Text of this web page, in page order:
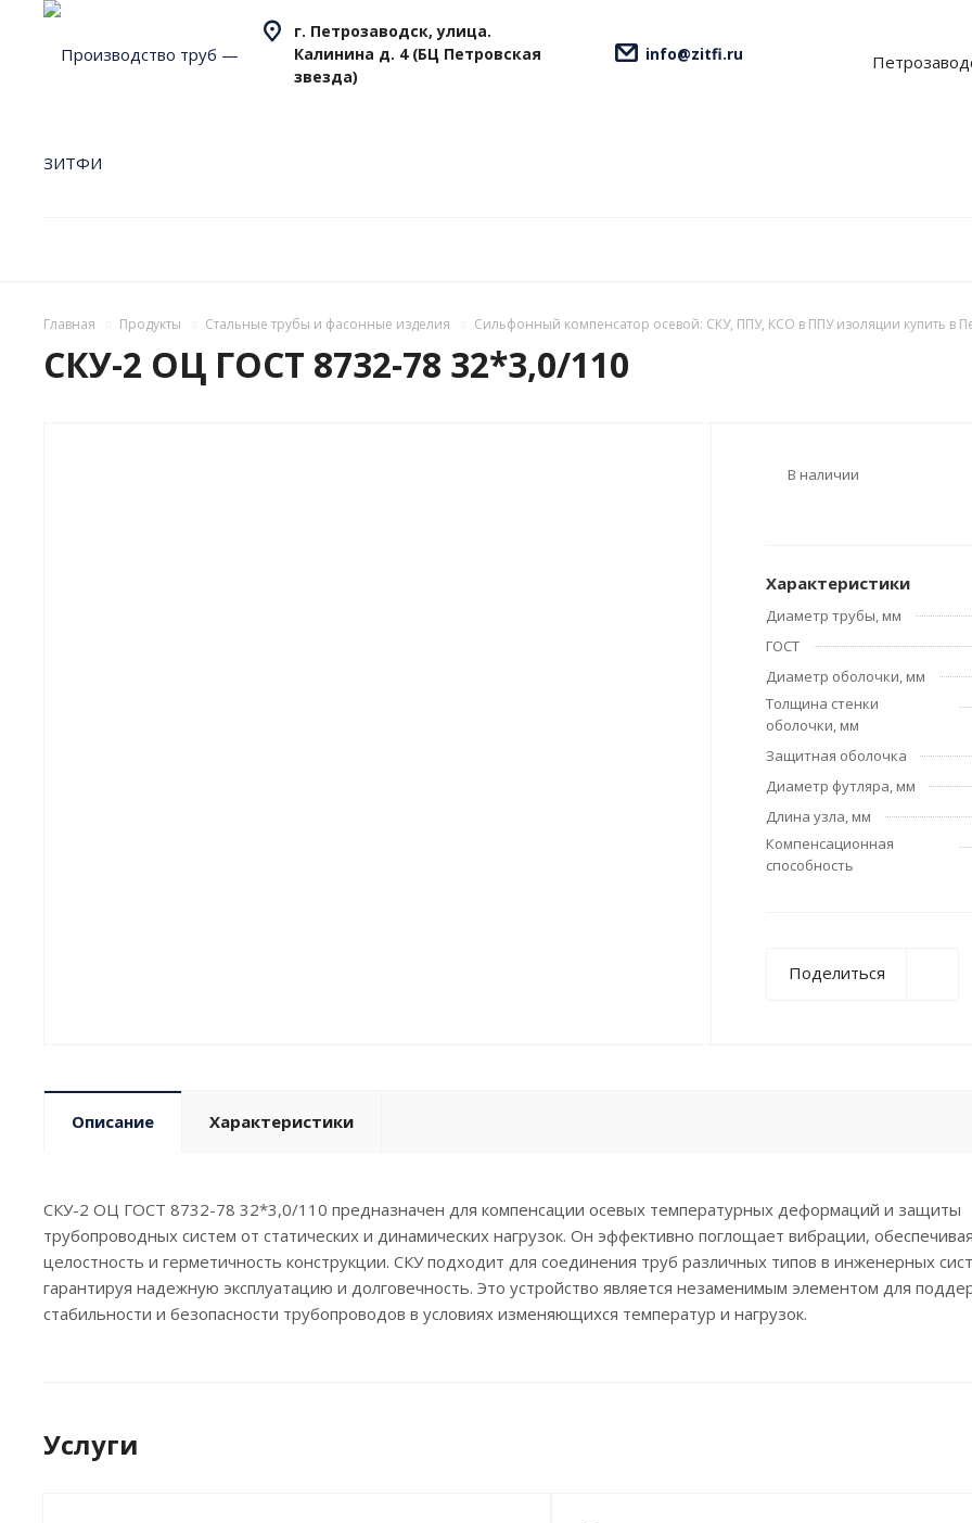
info@zitfi.ru
г. Петрозаводск, улица.
Калинина д. 4 (БЦ Петровская
звезда)
Главная Продукты Стальные трубы и фасонные изделия Сильфонный компенсатор осевой: СКУ, ППУ, КСО в ППУ изоляции купить в
СКУ-2 ОЦ ГОСТ 8732-78 32*3,0/110
В наличии
Характеристики
Диаметр трубы, мм
ГОСТ
Диаметр оболочки, мм
Толщина стенки
оболочки, мм
Защитная оболочка
Диаметр футляра, мм
Длина узла, мм
Компенсационная
способность
Поделиться
Описание Характеристики
СКУ-2 ОЦ ГОСТ 8732-78 32*3,0/110 предназначен для компенсации осевых температурных деформаций и защиты
трубопроводных систем от статических и динамических нагрузок. Он эффективно поглощает вибрации, обеспечивая
целостность и герметичность конструкции. СКУ подходит для соединения труб различных типов в инженерных
гарантируя надежную эксплуатацию и долговечность. Это устройство является незаменимым элементом для
стабильности и безопасности трубопроводов в условиях изменяющихся температур и нагрузок.
Услуги